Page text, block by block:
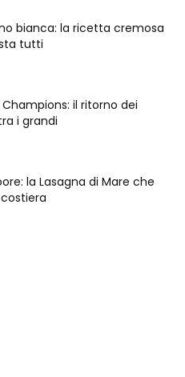
bianca: la ricetta cremosa
tutti
il ritorno dei
i grandi
la Lasagna di Mare che